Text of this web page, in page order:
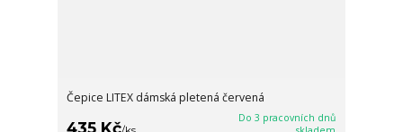
Čepice LITEX dámská pletená červená
435 Kč
Do 3 pracovních dnů